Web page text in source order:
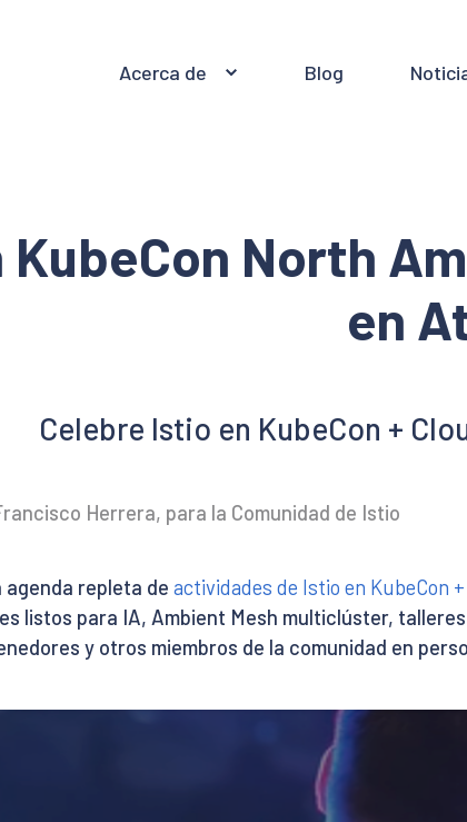
Acerca de Blog
North
en
Celebre Istio en KubeCon +
Herrera, para la Comunidad de Istio
repleta de actividades de Istio en KubeCon
listos para IA, Ambient Mesh multiclúster,
y otros miembros de la comunidad en